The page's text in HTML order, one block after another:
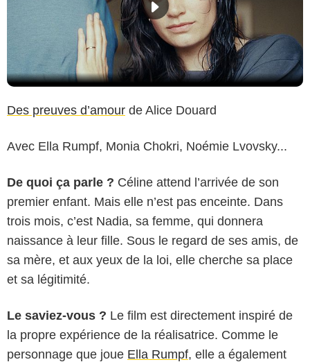
Des preuves d’amour de Alice Douard
Avec Ella Rumpf, Monia Chokri, Noémie Lvovsky...
De quoi ça parle ? Céline attend l’arrivée de son
premier enfant. Mais elle n’est pas enceinte. Dans
trois mois, c’est Nadia, sa femme, qui donnera
naissance à leur fille. Sous le regard de ses amis, de
sa mère, et aux yeux de la loi, elle cherche sa place
et sa légitimité.
Le saviez-vous ? Le film est directement inspiré de
la propre expérience de la réalisatrice. Comme le
personnage que joue Ella Rumpf, elle a également